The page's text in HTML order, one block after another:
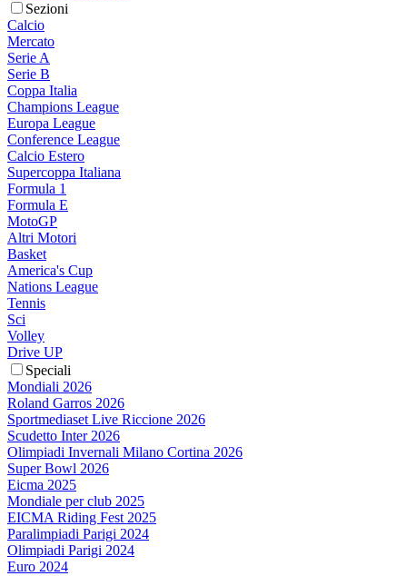
Sezioni
Calcio
Mercato
Serie A
Serie B
Coppa Italia
Champions League
Europa League
Conference League
Calcio Estero
Supercoppa Italiana
Formula 1
Formula E
MotoGP
Altri Motori
Basket
America's Cup
Nations League
Tennis
Sci
Volley
Drive UP
Speciali
Mondiali 2026
Roland Garros 2026
Sportmediaset Live Riccione 2026
Scudetto Inter 2026
Olimpiadi Invernali Milano Cortina 2026
Super Bowl 2026
Eicma 2025
Mondiale per club 2025
EICMA Riding Fest 2025
Paralimpiadi Parigi 2024
Olimpiadi Parigi 2024
Euro 2024